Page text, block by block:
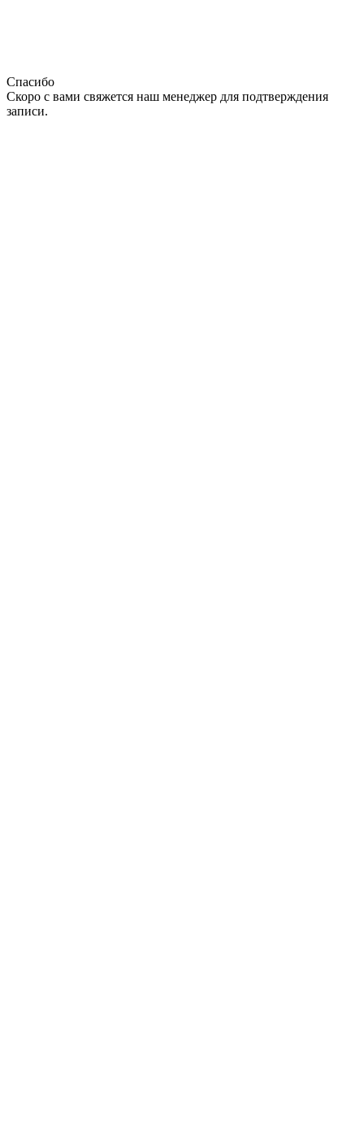
Спасибо
Скоро с вами свяжется наш менеджер для подтверждения
записи.